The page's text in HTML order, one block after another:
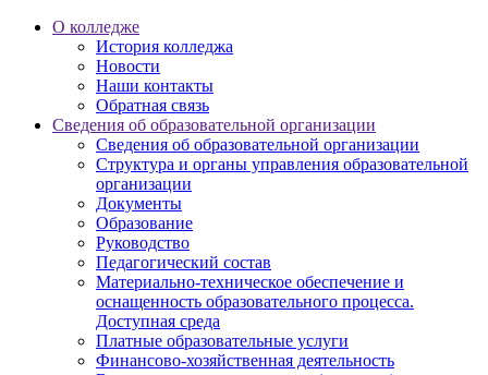
О колледже
История колледжа
Новости
Наши контакты
Обратная связь
Сведения об образовательной организации
Сведения об образовательной организации
Структура и органы управления образовательной
организации
Документы
Образование
Руководство
Педагогический состав
Материально-техническое обеспечение и
оснащенность образовательного процесса.
Доступная среда
Платные образовательные услуги
Финансово-хозяйственная деятельность